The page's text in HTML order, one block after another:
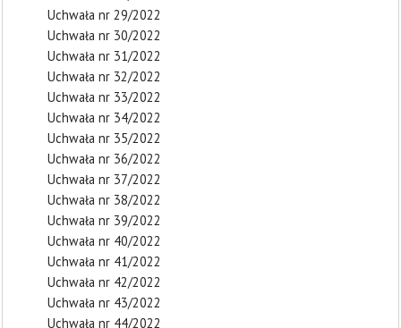
Uchwała nr 29/2022
Uchwała nr 30/2022
Uchwała nr 31/2022
Uchwała nr 32/2022
Uchwała nr 33/2022
Uchwała nr 34/2022
Uchwała nr 35/2022
Uchwała nr 36/2022
Uchwała nr 37/2022
Uchwała nr 38/2022
Uchwała nr 39/2022
Uchwała nr 40/2022
Uchwała nr 41/2022
Uchwała nr 42/2022
Uchwała nr 43/2022
Uchwała nr 44/2022